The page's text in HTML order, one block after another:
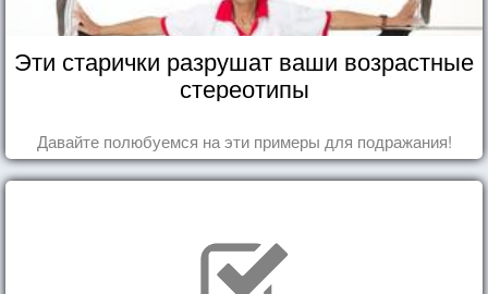
Эти старички разрушат ваши возрастные
стереотипы
Давайте полюбуемся на эти примеры для подражания!